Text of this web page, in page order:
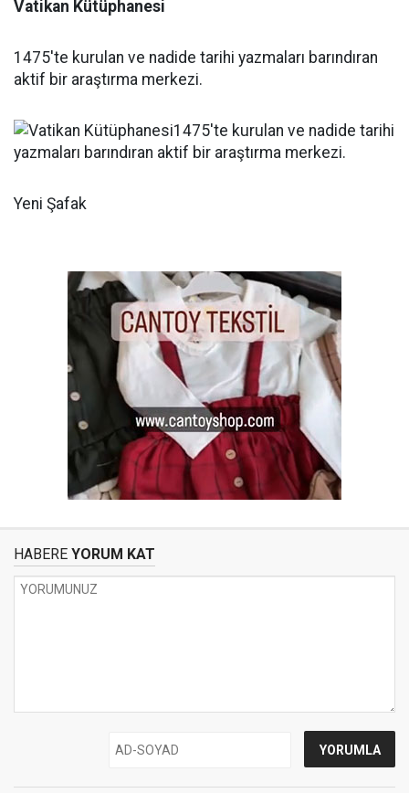
Vatikan Kütüphanesi
1475'te kurulan ve nadide tarihi yazmaları barındıran
aktif bir araştırma merkezi.
Yeni Şafak
HABERE YORUM KAT